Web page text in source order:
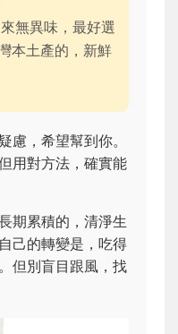
無異味，最好選
本土產的，新鮮
慮，希望幫到你。
用對方法，確實能
期累積的，清淨生
己的轉變是，吃得
但別盲目跟風，找